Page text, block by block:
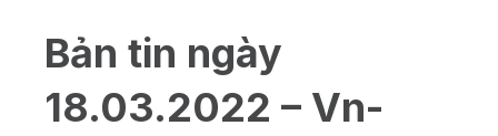
Bản tin ngày
18.03.2022 – Vn-